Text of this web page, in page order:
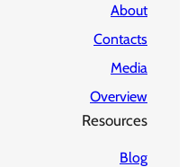
About
Contacts
Media
Overview
Resources
Blog